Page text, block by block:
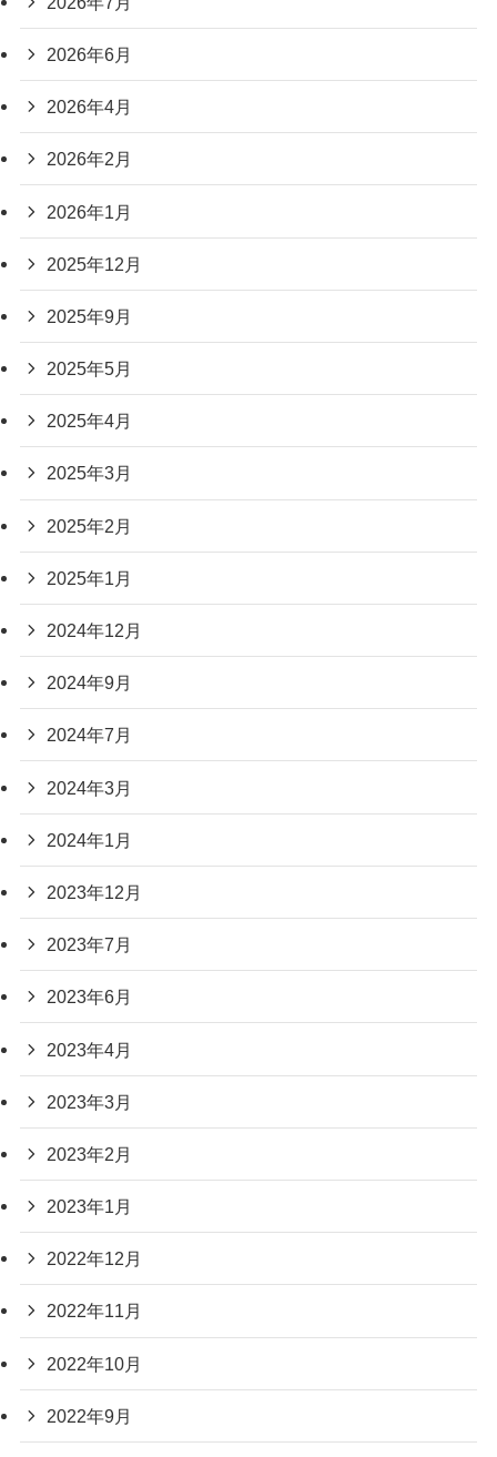
2026年6月
2026年4月
2026年2月
2026年1月
2025年12月
2025年9月
2025年5月
2025年4月
2025年3月
2025年2月
2025年1月
2024年12月
2024年9月
2024年7月
2024年3月
2024年1月
2023年12月
2023年7月
2023年6月
2023年4月
2023年3月
2023年2月
2023年1月
2022年12月
2022年11月
2022年10月
2022年9月